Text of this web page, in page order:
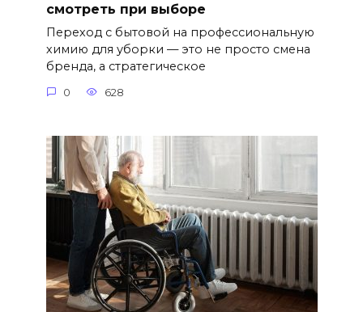
смотреть при выборе
Переход с бытовой на профессиональную
химию для уборки — это не просто смена
бренда, а стратегическое
0 628